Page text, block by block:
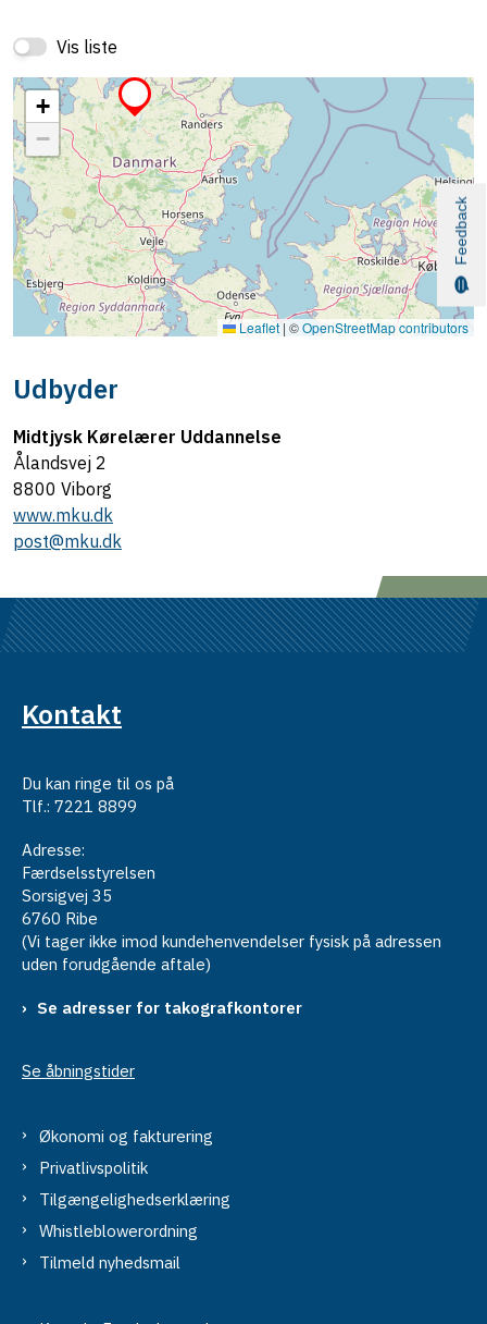
Vis liste
+
−
Leaflet | ©OpenStreetMap contributors
Udbyder
Midtjysk Kørelærer Uddannelse
Ålandsvej 2
8800 Viborg
www.mku.dk
post@mku.dk
Kontakt
Du kan ringe til os på
Tlf.: 7221 8899
Adresse:
Færdselsstyrelsen
Sorsigvej 35
6760 Ribe
(Vi tager ikke imod kundehenvendelser fysisk på adressen
uden forudgående aftale)
Se adresser for takografkontorer
Se åbningstider
Økonomi og fakturering
Privatlivspolitik
Tilgængelighedserklæring
Whistleblowerordning
Tilmeld nyhedsmail
Feedback